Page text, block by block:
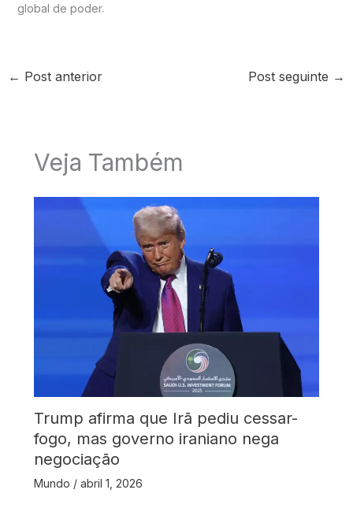
global de poder.
← Post anterior Post seguinte →
Veja Também
Trump afirma que Irã pediu cessar-
fogo, mas governo iraniano nega
negociação
Mundo / abril 1, 2026